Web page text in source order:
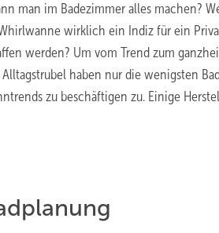
man im Badezimmer alles machen?
wirklich ein Indiz für ein
werden? Um vom Trend zum
haben nur die wenigsten
zu beschäftigen zu. Einige